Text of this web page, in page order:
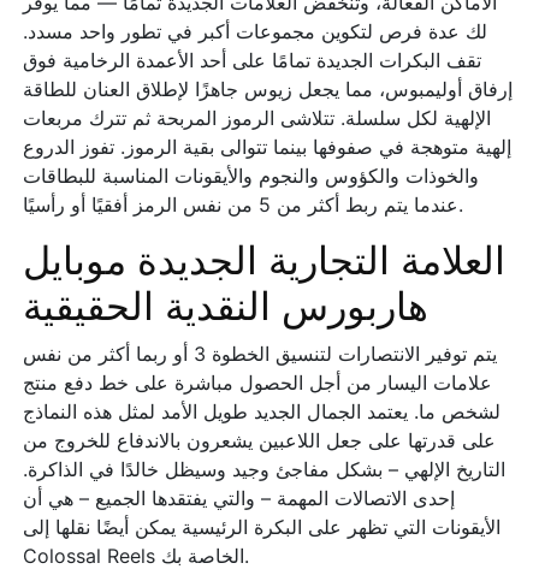
لك عدة فرص لتكوين مجموعات أكبر في تطور واحد مسدد.
تقف البكرات الجديدة تمامًا على أحد الأعمدة الرخامية فوق
إرفاق أوليمبوس، مما يجعل زيوس جاهزًا لإطلاق العنان للطاقة
الإلهية لكل سلسلة. تتلاشى الرموز المربحة ثم تترك مربعات
إلهية متوهجة في صفوفها بينما تتوالى بقية الرموز. تفوز الدروع
والخوذات والكؤوس والنجوم والأيقونات المناسبة للبطاقات
عندما يتم ربط أكثر من 5 من نفس الرمز أفقيًا أو رأسيًا.
العلامة التجارية الجديدة موبايل
هاربورس النقدية الحقيقية
يتم توفير الانتصارات لتنسيق الخطوة 3 أو ربما أكثر من نفس
علامات اليسار من أجل الحصول مباشرة على خط دفع منتج
لشخص ما. يعتمد الجمال الجديد طويل الأمد لمثل هذه النماذج
على قدرتها على جعل اللاعبين يشعرون بالاندفاع للخروج من
التاريخ الإلهي – بشكل مفاجئ وجيد وسيظل خالدًا في الذاكرة.
إحدى الاتصالات المهمة – والتي يفتقدها الجميع – هي أن
الأيقونات التي تظهر على البكرة الرئيسية يمكن أيضًا نقلها إلى
Colossal Reels الخاصة بك.